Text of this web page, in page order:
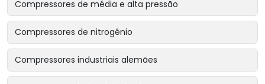
Compressores de média e alta pressão
Compressores de nitrogênio
Compressores industriais alemães